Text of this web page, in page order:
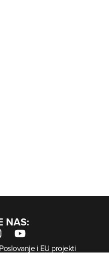
NAS:
Poslovanje i EU projekti